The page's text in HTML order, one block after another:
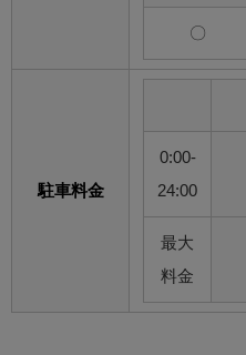
〇
駐車料金
0:00-
24:00
最大
料金